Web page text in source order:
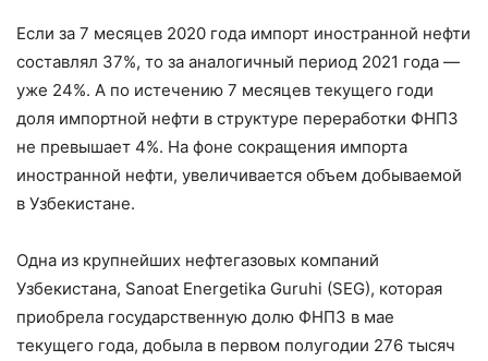
Если за 7 месяцев 2020 года импорт иностранной нефти
составлял 37%, то за аналогичный период 2021 года —
уже 24%. А по истечению 7 месяцев текущего годи
доля импортной нефти в структуре переработки ФНПЗ
не превышает 4%. На фоне сокращения импорта
иностранной нефти, увеличивается объем добываемой
в Узбекистане.
Одна из крупнейших нефтегазовых компаний
Узбекистана, Sanoat Energetika Guruhi (SEG), которая
приобрела государственную долю ФНПЗ в мае
текущего года, добыла в первом полугодии 276 тысяч